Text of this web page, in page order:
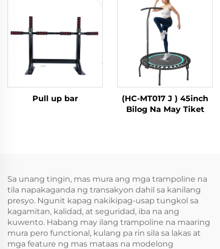
Pull up bar
(HC-MT017 J ) 45inch
Bilog Na May Tiket
Sa unang tingin, mas mura ang mga trampoline na
tila napakaganda ng transakyon dahil sa kanilang
presyo. Ngunit kapag nakikipag-usap tungkol sa
kagamitan, kalidad, at seguridad, iba na ang
kuwento. Habang may ilang trampoline na maaring
mura pero functional, kulang pa rin sila sa lakas at
mga feature ng mas mataas na modelong